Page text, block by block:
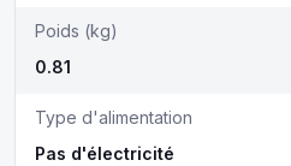
Poids (kg)
0.81
Type d'alimentation
Pas d'électricité